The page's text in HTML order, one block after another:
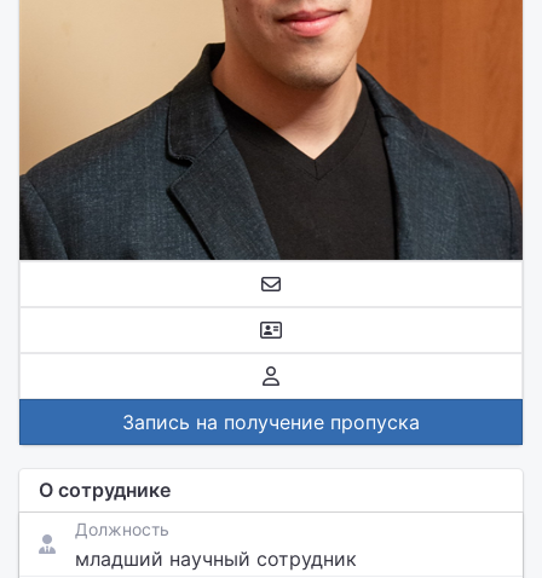
Запись на получение пропуска
О сотруднике
Должность
младший научный сотрудник